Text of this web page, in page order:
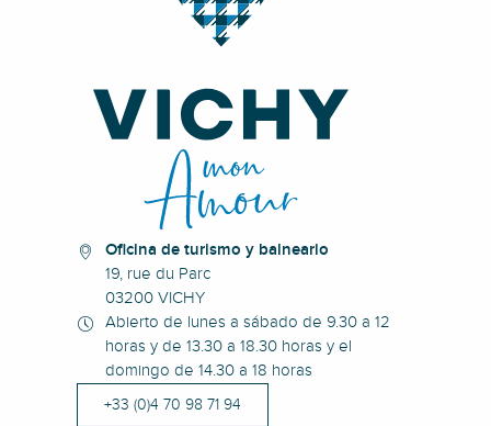
Oficina de turismo y balneario
19, rue du Parc
03200 VICHY
Abierto de lunes a sábado de 9.30 a 12
horas y de 13.30 a 18.30 horas y el
domingo de 14.30 a 18 horas
+33 (0)4 70 98 71 94